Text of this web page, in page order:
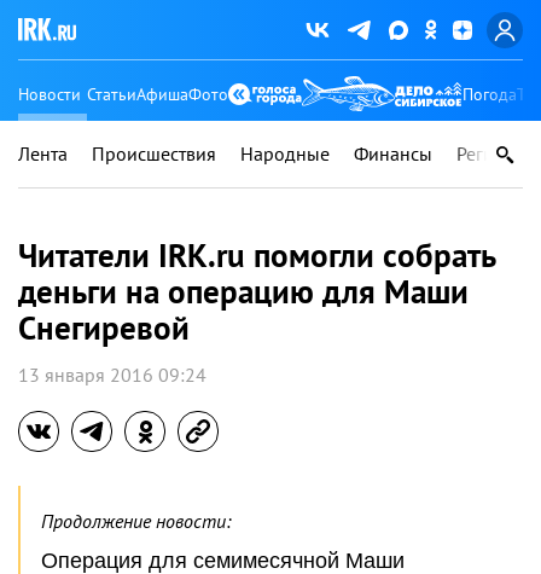
Новости СтатьиАфишаФото Погода
Лента Происшествия Народные Финансы Регионы
Читатели IRK.ru помогли собрать
деньги на операцию для Маши
Снегиревой
13 января 2016 09:24
Продолжение новости:
Операция для семимесячной Маши